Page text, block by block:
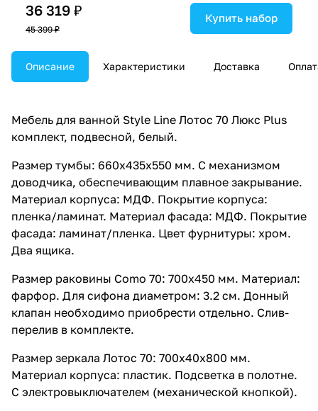
36 319 ₽
45 399 ₽
Купить набор
Описание Характеристики Доставка
Мебель для ванной Style Line Лотос 70 Люкс Plus
комплект, подвесной, белый.
Размер тумбы: 660x435x550 мм. С механизмом
доводчика, обеспечивающим плавное закрывание.
Материал корпуса: МДФ. Покрытие корпуса:
пленка/ламинат. Материал фасада: МДФ. Покрытие
фасада: ламинат/пленка. Цвет фурнитуры: хром.
Два ящика.
Размер раковины Como 70: 700x450 мм. Материал:
фарфор. Для сифона диаметром: 3.2 см. Донный
клапан необходимо приобрести отдельно. Слив-
перелив в комплекте.
Размер зеркала Лотос 70: 700x40x800 мм.
Материал корпуса: пластик. Подсветка в полотне.
С электровыключателем (механической кнопкой).